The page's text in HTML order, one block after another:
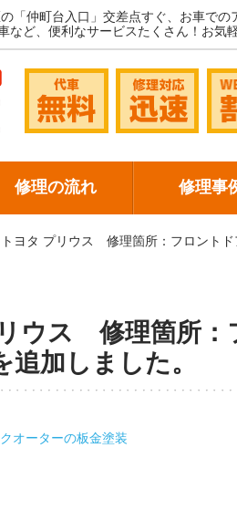
「仲町台入口」交差点すぐ、お車での
ど、便利なサービスたくさん！お気
修理の流れ 修理事
ヨタ プリウス 修理箇所：フロントド
ウス 修理箇所：
加しました。
オーターの板金塗装